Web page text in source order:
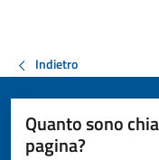
Indietro
Quanto sono
pagina?